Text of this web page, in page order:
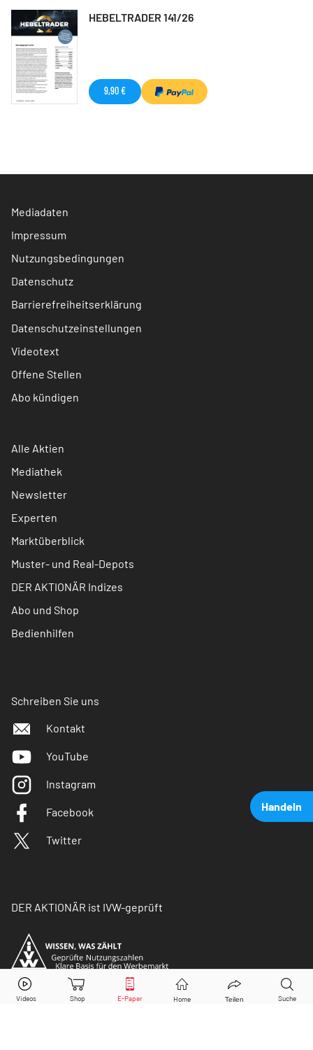
Handeln
Salzgitter Aktie jetzt handeln?
HEBELTRADER 141/26
9,90 €
Mediadaten
Impressum
Nutzungsbedingungen
Datenschutz
Barrierefreiheitserklärung
Datenschutzeinstellungen
Videotext
Offene Stellen
Abo kündigen
Alle Aktien
Mediathek
Newsletter
Experten
Marktüberblick
Muster- und Real-Depots
DER AKTIONÄR Indizes
Abo und Shop
Bedienhilfen
Schreiben Sie uns
Kontakt
YouTube
Instagram
Facebook
Twitter
DER AKTIONÄR ist IVW-geprüft